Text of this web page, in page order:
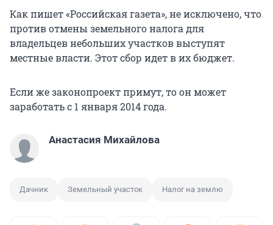
Как пишет «Российская газета», не исключено, что
против отмены земельного налога для
владельцев небольших участков выступят
местные власти. Этот сбор идет в их бюджет.
Если же законопроект примут, то он может
заработать с 1 января 2014 года.
Анастасия Михайлова
Дачник Земельный участок Налог на землю